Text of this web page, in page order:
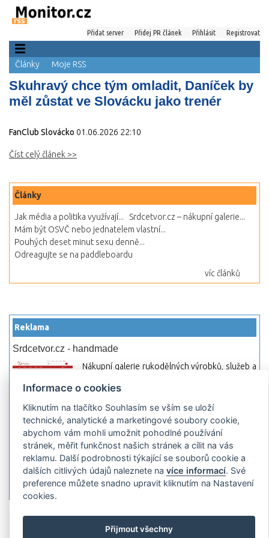
Přidat server Přidej PR článek Přihlásit Registrovat
Články Moje RSS
Skuhravý chce tým omladit, Daníček by
měl zůstat ve Slovácku jako trenér
FanClub Slovácko 01.06.2026 22:10
Číst celý článek >>
Články
Jak média a politika využívají...
Srdcetvor.cz – nákupní galerie...
Mám být OSVČ nebo jednatelem vlastní...
Pouhých deset minut sexu denně...
Odreagujte se na paddleboardu
víc článků
Reklama
Srdcetvor.cz - handmade
Nákupní galerie rukodělných výrobků, služeb a
začít prodávat nebo jen nakupovat.
Hledej-hosting.cz - webhosting, VPS
hosting
Přehled webhostingových, multihosting a VPS
hosting programů s možností jejich
pokročilého vyhledávání a porovnávání.
Najděte si jednoduše vhodný hosting.
Reklama Podmínky používání
Informace o cookies
Kliknutím na tlačítko Souhlasím se vším se uloží
technické, analytické a marketingové soubory cookie,
abychom vám mohli umožnit pohodlné používání
stránek, měřit funkčnost našich stránek a cílit na vás
reklamu. Další podrobnosti týkající se souborů cookie a
dalších citlivých údajů naleznete navíce informací. Své
preference můžete snadno upravit kliknutím na Nastavení
cookies.
Přijmout všechny